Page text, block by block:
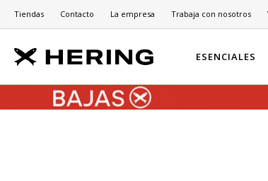
ESENCIALES
Tiendas Contacto La empresa Trabaja con nosotros